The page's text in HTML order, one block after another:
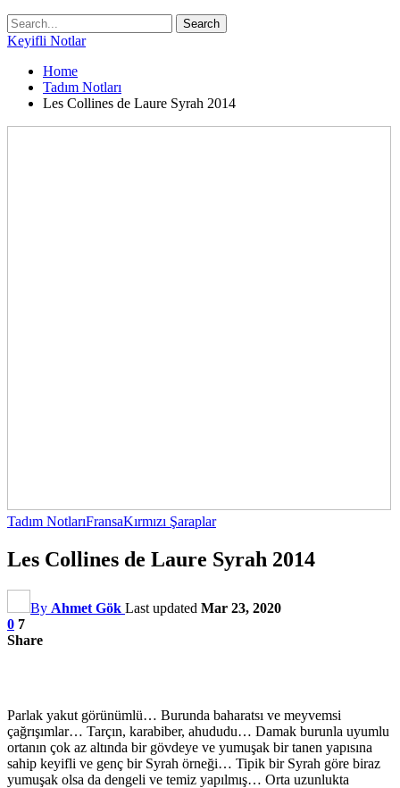
Keyifli Notlar
Home
Tadım Notları
Les Collines de Laure Syrah 2014
Tadım NotlarıFransaKırmızı Şaraplar
Les Collines de Laure Syrah 2014
By Ahmet Gök Last updated Mar 23, 2020
0 7
Share
Parlak yakut görünümlü… Burunda baharatsı ve meyvemsi
çağrışımlar… Tarçın, karabiber, ahududu… Damak burunla uyumlu
ortanın çok az altında bir gövdeye ve yumuşak bir tanen yapısına
sahip keyifli ve genç bir Syrah örneği… Tipik bir Syrah göre biraz
yumuşak olsa da dengeli ve temiz yapılmış… Orta uzunlukta